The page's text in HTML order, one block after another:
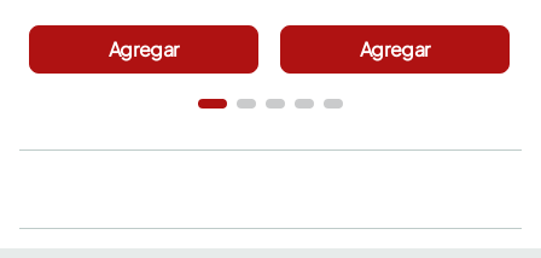
Agregar Agregar